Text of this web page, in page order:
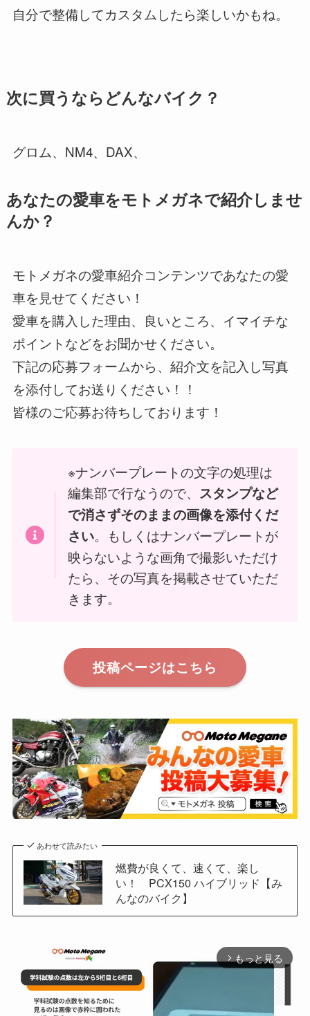
自分で整備してカスタムしたら楽しいかもね。
次に買うならどんなバイク？
グロム、NM4、DAX、
あなたの愛車をモトメガネで紹介しませ
んか？
モトメガネの愛車紹介コンテンツであなたの愛
車を見せてください！
愛車を購入した理由、良いところ、イマイチな
ポイントなどをお聞かせください。
下記の応募フォームから、紹介文を記入し写真
を添付してお送りください！！
皆様のご応募お待ちしております！
※ナンバープレートの文字の処理は
編集部で行なうので、 スタンプなど
で消さずそのままの画像を添付くだ
さい。もしくはナンバープレートが
映らないような画角で撮影いただけ
たら、その写真を掲載させていただ
きます。
投稿ページはこちら
あわせて読みたい
燃費が良くて、速くて、楽し
い！ PCX150 ハイブリッド【み
んなのバイク】
arrow_forward_ios もっと見る